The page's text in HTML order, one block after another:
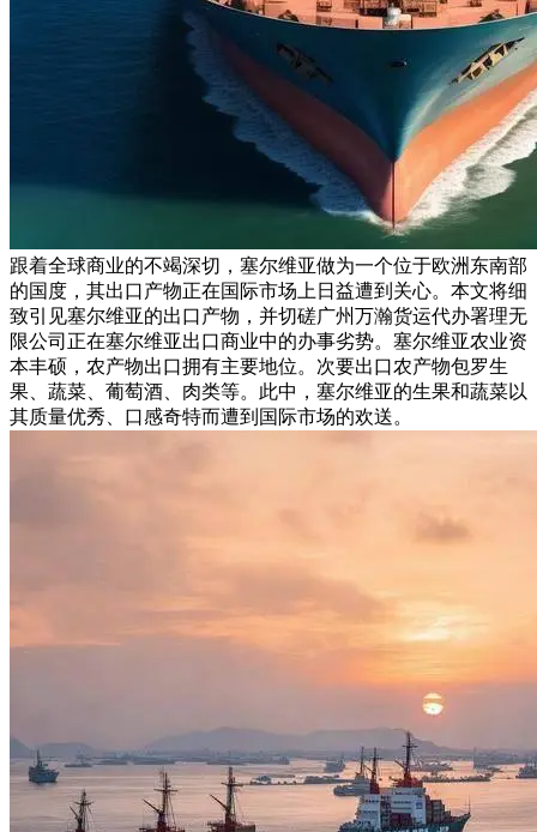
跟着全球商业的不竭深切，塞尔维亚做为一个位于欧洲东南部
的国度，其出口产物正在国际市场上日益遭到关心。本文将细
致引见塞尔维亚的出口产物，并切磋广州万瀚货运代办署理无
限公司正在塞尔维亚出口商业中的办事劣势。塞尔维亚农业资
本丰硕，农产物出口拥有主要地位。次要出口农产物包罗生
果、蔬菜、葡萄酒、肉类等。此中，塞尔维亚的生果和蔬菜以
其质量优秀、口感奇特而遭到国际市场的欢送。